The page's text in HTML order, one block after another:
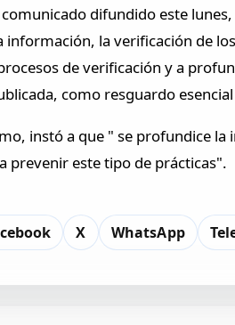
difundido este
información, la verificación de
de verificación y a
como resguardo
instó a que " se profundice
prevenir este tipo de prácticas".
X WhatsApp